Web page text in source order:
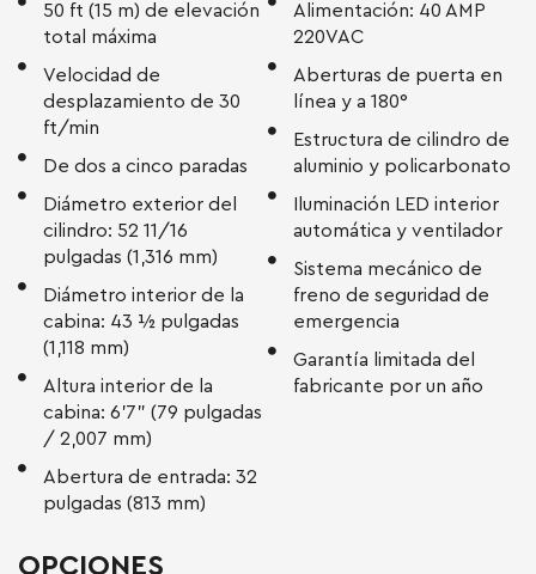
50 ft (15 m) de elevación
total máxima
Velocidad de
desplazamiento de 30
ft/min
De dos a cinco paradas
Diámetro exterior del
cilindro: 52 11/16
pulgadas (1,316 mm)
Diámetro interior de la
cabina: 43 ½ pulgadas
(1,118 mm)
Altura interior de la
cabina: 6’7” (79 pulgadas
/ 2,007 mm)
Abertura de entrada: 32
pulgadas (813 mm)
Alimentación: 40 AMP
220VAC
Aberturas de puerta en
línea y a 180°
Estructura de cilindro de
aluminio y policarbonato
Iluminación LED interior
automática y ventilador
Sistema mecánico de
freno de seguridad de
emergencia
Garantía limitada del
fabricante por un año
OPCIONES